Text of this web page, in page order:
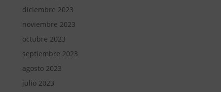
diciembre 2023
noviembre 2023
octubre 2023
septiembre 2023
agosto 2023
julio 2023